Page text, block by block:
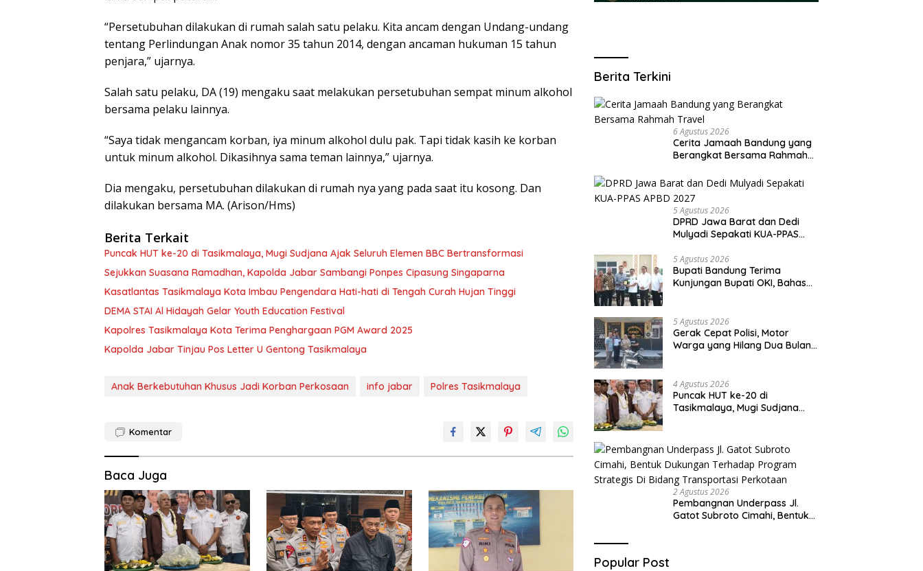
“Persetubuhan dilakukan di rumah salah satu pelaku. Kita ancam dengan Undang-undang
tentang Perlindungan Anak nomor 35 tahun 2014, dengan ancaman hukuman 15 tahun
penjara,” ujarnya.
Salah satu pelaku, DA (19) mengaku saat melakukan persetubuhan sempat minum alkohol
bersama pelaku lainnya.
“Saya tidak mengancam korban, iya minum alkohol dulu pak. Tapi tidak kasih ke korban
untuk minum alkohol. Dikasihnya sama teman lainnya,” ujarnya.
Dia mengaku, persetubuhan dilakukan di rumah nya yang pada saat itu kosong. Dan
dilakukan bersama MA. (Arison/Hms)
Berita Terkait
Puncak HUT ke-20 di Tasikmalaya, Mugi Sudjana Ajak Seluruh Elemen BBC Bertransformasi
Sejukkan Suasana Ramadhan, Kapolda Jabar Sambangi Ponpes Cipasung Singaparna
Kasatlantas Tasikmalaya Kota Imbau Pengendara Hati-hati di Tengah Curah Hujan Tinggi
DEMA STAI Al Hidayah Gelar Youth Education Festival
Kapolres Tasikmalaya Kota Terima Penghargaan PGM Award 2025
Kapolda Jabar Tinjau Pos Letter U Gentong Tasikmalaya
Anak Berkebutuhan Khusus Jadi Korban Perkosaan info jabar Polres Tasikmalaya
Komentar
Baca Juga
Berita Terkini
6 Agustus 2026
Cerita Jamaah Bandung yang
Berangkat Bersama Rahmah
5 Agustus 2026
DPRD Jawa Barat dan Dedi
Mulyadi Sepakati KUA-PPAS
5 Agustus 2026
Bupati Bandung Terima
Kunjungan Bupati OKI, Bahas
5 Agustus 2026
Gerak Cepat Polisi, Motor
Warga yang Hilang Dua Bulan
4 Agustus 2026
Puncak HUT ke-20 di
Tasikmalaya, Mugi Sudjana
2 Agustus 2026
Pembangnan Underpass Jl.
Gatot Subroto Cimahi, Bentuk
Popular Post